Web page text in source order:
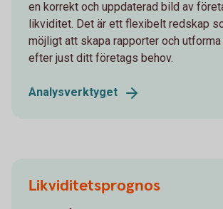
en korrekt och uppdaterad bild av
likviditet. Det är ett flexibelt redskap
möjligt att skapa rapporter och
efter just ditt företags behov.
Analysverktyget
Likviditetsprognos